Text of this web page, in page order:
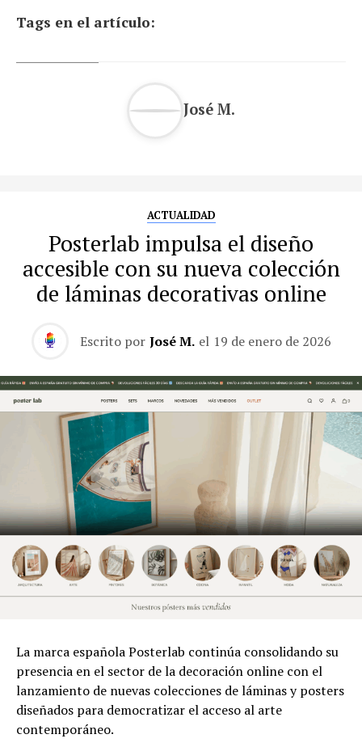
Tags en el artículo:
José M.
ACTUALIDAD
Posterlab impulsa el diseño
accesible con su nueva colección
de láminas decorativas online
Escrito por José M. el 19 de enero de 2026
La marca española Posterlab continúa consolidando su
presencia en el sector de la decoración online con el
lanzamiento de nuevas colecciones de láminas y posters
diseñados para democratizar el acceso al arte
contemporáneo.